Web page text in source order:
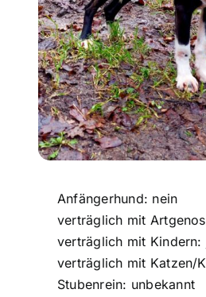
Anfängerhund: nein
verträglich mit
verträglich mit
verträglich mit Katzen/
Stubenrein: unbekannt